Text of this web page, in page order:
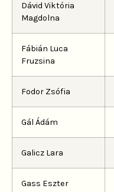
Dávid Viktória
Magdolna
Fábián Luca
Fruzsina
Fodor Zsófia
Gál Ádám
Galicz Lara
Gass Eszter